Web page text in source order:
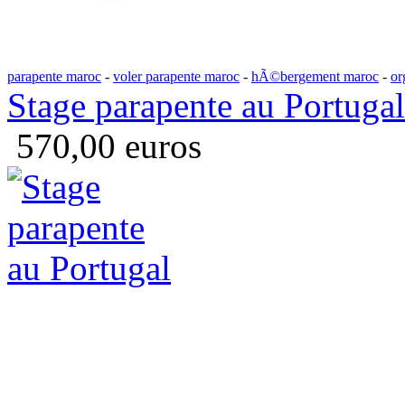
parapente maroc - voler parapente maroc - hÃ©bergement maroc -
Stage parapente au Portugal
570,00 euros